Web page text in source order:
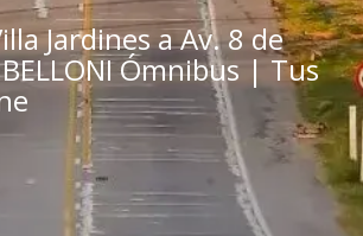
Jardines a Av. 8 de
BELLONI Ómnibus | Tus